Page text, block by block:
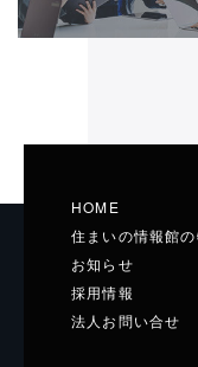
HOME
住まいの情報館
お知らせ
採用情報
法人お問い合せ